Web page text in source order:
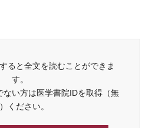
ると全文を読むことができま
す。
ない方は医学書院IDを取得（無
ください。